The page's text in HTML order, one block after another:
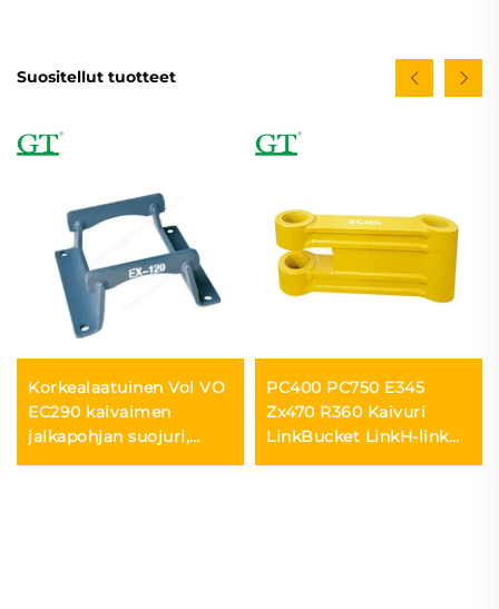
Suositellut tuotteet
Korkealaatuinen Vol VO
EC290 kaivaimen
jalkapohjan suojuri,
ketjun suojuri
PC400 PC750 E345
Zx470 R360 Kaivuri
LinkBucket LinkH-link
208-70-73120 208-70-